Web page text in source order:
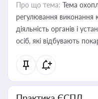
Про що тема: Тема
регулювання виконання
діяльність органів і
осіб, які відбувають